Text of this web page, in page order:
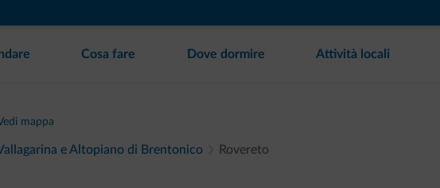
Cosa fare Dove dormire Attività locali
mappa
e Altopiano di Brentonico Rovereto